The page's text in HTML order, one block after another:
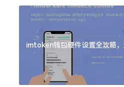
imtoken钱包硬件设置全攻略